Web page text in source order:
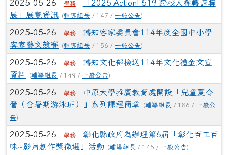
2025-05-26 學務
「2025 Action! 519 跨校人權轉譯聯
展」展覽資訊 (輔導組長 / 147 / 一般公告)
2025-05-26 學務
轉知客家委員會114年度全國中小學
客家藝文競賽
(輔導組長 / 156 / 一般公告)
2025-05-26 學務
轉知文化部檢送114年文化禮金文宣
資料 (輔導組長 / 149 / 一般公告)
2025-05-26 學務
中原大學推廣教育處開設「兒童夏令
營（含暑期游泳班）」系列課程簡章
(輔導組長 / 186 / 一般公
告)
2025-05-26 學務
彰化縣政府為辦理第6屆「彰化百工百
味~影片創作獎徵選」活動
(輔導組長 / 145 / 一般公告)